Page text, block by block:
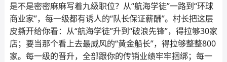
是不是密密麻麻写着九级职位？从“航海学徒”一路到“环球
商业家”，每一级都有诱人的“队长保证薪酬”。村长把这层
皮撕开给你看：从“航海学徒”升到“破浪先锋”，得拉够30家
店；要当那个看上去最威风的“黄金船长”，得拉够整整800
家。每一级的晋升，全部跟你的传销业绩牢牢捆绑；每一